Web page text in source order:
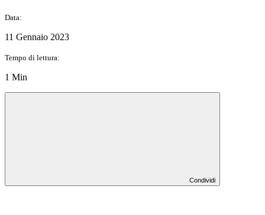
Data:
11 Gennaio 2023
Tempo di lettura:
1 Min
Condividi